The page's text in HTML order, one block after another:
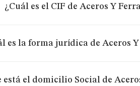
¿Cuál es el CIF de Aceros Y
es la forma jurídica de Aceros
está el domicilio Social de